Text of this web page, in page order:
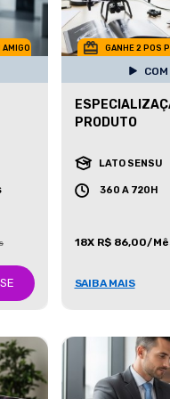
AMIGO GANHE 2 POS
PRODUTO
LATO SENSU
360 A 720H
18X R$ 86,00/
SAIBA MAIS